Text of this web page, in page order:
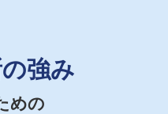
強み
めの